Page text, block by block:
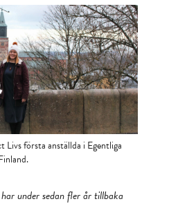
Livs första anställda i Egentliga
under sedan fler år tillbaka